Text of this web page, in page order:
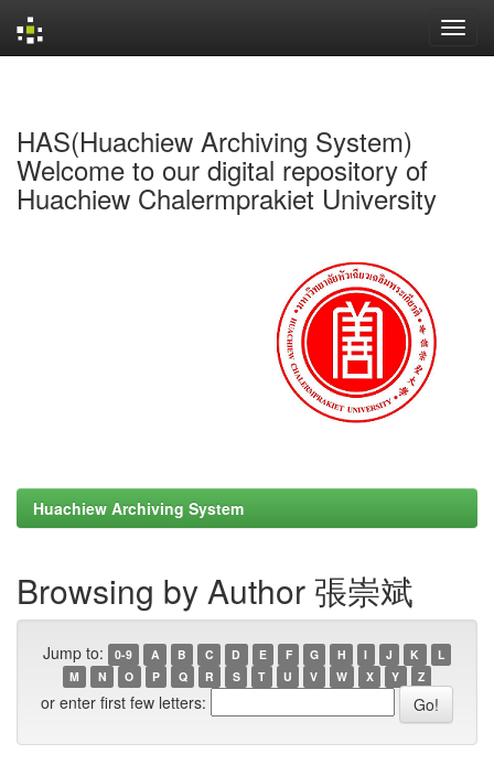
HAS(Huachiew Archiving System)
Welcome to our digital repository of
Huachiew Chalermprakiet University
Huachiew Archiving System
Browsing by Author 張崇斌
Jump to: 0-9 A B C D E F G H I J K
L
M
N O P Q R S T U V W X Y Z
or enter first few letters: